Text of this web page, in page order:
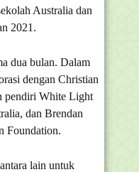
Australia dan
2021.
dua bulan. Dalam
dengan Christian
pendiri White Light
dan Brendan
Foundation.
lain untuk